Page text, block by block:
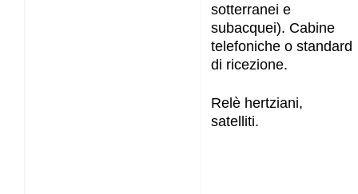
sotterranei e
subacquei). Cabine
telefoniche o standard
di ricezione.
Relè hertziani,